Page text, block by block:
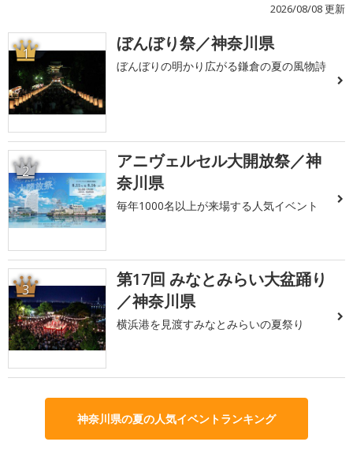
2026/08/08 更新
1 ぼんぼり祭／神奈川県
ぼんぼりの明かり広がる鎌倉の夏の風物詩
2
アニヴェルセル大開放祭／神
奈川県
毎年1000名以上が来場する人気イベント
3
第17回 みなとみらい大盆踊り
／神奈川県
横浜港を見渡すみなとみらいの夏祭り
神奈川県の夏の人気イベントランキング